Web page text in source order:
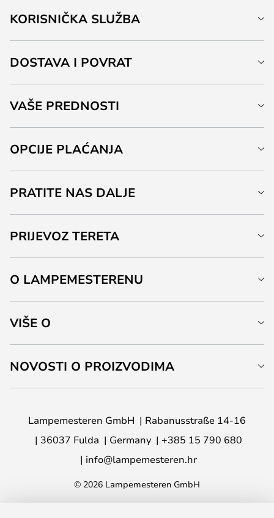
KORISNIČKA SLUŽBA
DOSTAVA I POVRAT
VAŠE PREDNOSTI
OPCIJE PLAĆANJA
PRATITE NAS DALJE
PRIJEVOZ TERETA
O LAMPEMESTERENU
VIŠE O
NOVOSTI O PROIZVODIMA
Lampemesteren GmbH
Rabanusstraße 14-16
36037 Fulda
Germany
+385 15 790 680
info@lampemesteren.hr
© 2026 Lampemesteren GmbH